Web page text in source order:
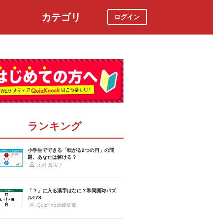
カテゴリ ログイン
ランキング
小学生でできる「転がる2つの円」の問
題、あなたは解ける？
木村 真実子
「？」に入る漢字はなに？和同開珎パズ
ル178
QuizKnock編集部